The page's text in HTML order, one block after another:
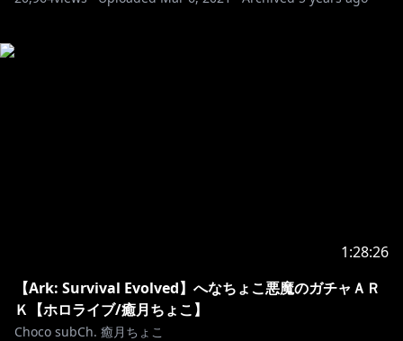
1:28:26
【Ark: Survival Evolved】へなちょこ悪魔のガチャＡＲ
Ｋ【ホロライブ/癒月ちょこ】
Choco subCh. 癒月ちょこ